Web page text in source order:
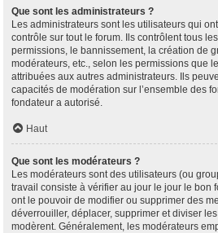
Que sont les administrateurs ?
Les administrateurs sont les utilisateurs qui
contrôle sur tout le forum. Ils contrôlent tous
permissions, le bannissement, la création de
modérateurs, etc., selon les permissions que
attribuées aux autres administrateurs. Ils
capacités de modération sur l’ensemble des
fondateur a autorisé.
Haut
Que sont les modérateurs ?
Les modérateurs sont des utilisateurs (ou
travail consiste à vérifier au jour le jour le bon
ont le pouvoir de modifier ou supprimer des
déverrouiller, déplacer, supprimer et diviser
modèrent. Généralement, les modérateurs